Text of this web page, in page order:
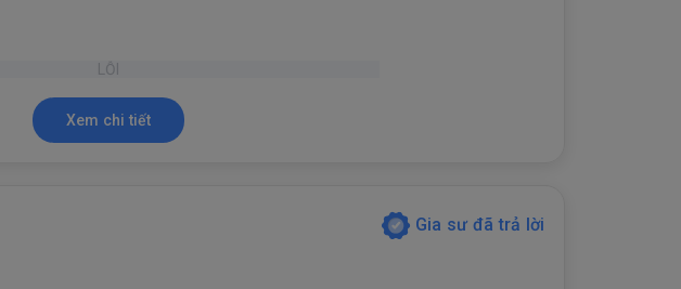
LỖI
Xem chi tiết
Gia sư đã trả lời